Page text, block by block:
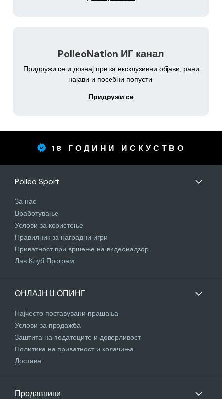
PolleoNation ИГ канал
Придружи се и дознај прв за ексклузивни објави, рани
најави и посебни попусти.
Придружи се
18 ГОДИНИ ИСКУСТВО
Polleo Sport
За нас
Вработување
Услови за користење
Правилник за наградни игри
Приватност при вршење на видеонадзор
Лав Клуб Програм
ОНЛАЈН ШОПИНГ
Најчесто поставувани прашања
Услови за продажба
Заштита на податоците и доверливост
Политика на приватност и колачиња
Достава
Продавници